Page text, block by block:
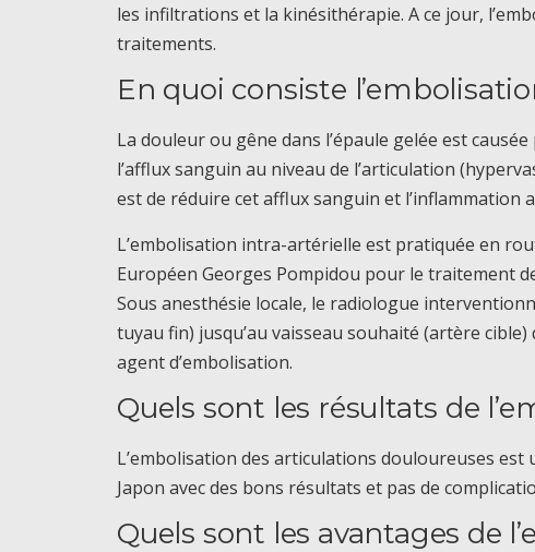
les infiltrations et la kinésithérapie. A ce jour,
traitements.
En quoi consiste
La douleur ou gêne dans l’épaule gelée est
l’afflux sanguin au niveau de l’articulation
est de réduire cet afflux sanguin et l’inflammation
L’embolisation intra-artérielle est pratiquée en
Européen Georges Pompidou pour le traitement
Sous anesthésie locale, le radiologue
tuyau fin) jusqu’au vaisseau souhaité (artère
agent d’embolisation.
Quels sont les résultats de
L’embolisation des articulations douloureuses
Japon avec des bons résultats et pas de
Quels sont les avantages de